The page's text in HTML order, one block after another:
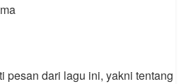
pesan dari lagu ini, yakni tentang